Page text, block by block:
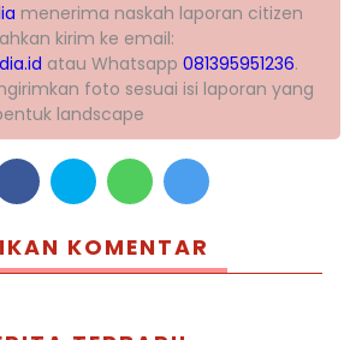
menerima naskah laporan citizen
kirim ke email:
atau Whatsapp 081395951236.
foto sesuai isi laporan yang
landscape
KOMENTAR